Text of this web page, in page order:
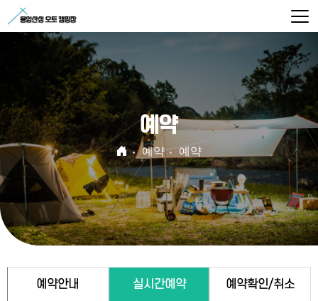
예약
예약 예약
예약안내 실시간예약 예약확인/취소